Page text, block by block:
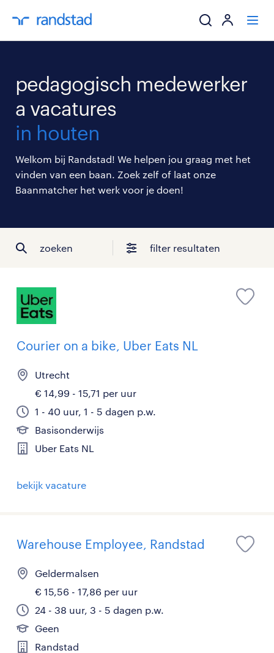
ik zoek een
over randstad
pedagogisch medewerker
a vacatures
in houten
Welkom bij Randstad! We helpen jou graag met het
vinden van een baan. Zoek zelf of laat onze
Baanmatcher het werk voor je doen!
zoeken filter resultaten
Courier on a bike, Uber Eats NL
Utrecht
€ 14,99 - 15,71 per uur
1 - 40 uur, 1 - 5 dagen p.w.
Basisonderwijs
Uber Eats NL
bekijk vacature
Warehouse Employee, Randstad
Geldermalsen
€ 15,56 - 17,86 per uur
24 - 38 uur, 3 - 5 dagen p.w.
Geen
Randstad